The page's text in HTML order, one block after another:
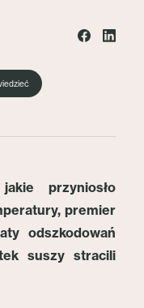
przyniosło
premier
odszkodowań
suszy stracili